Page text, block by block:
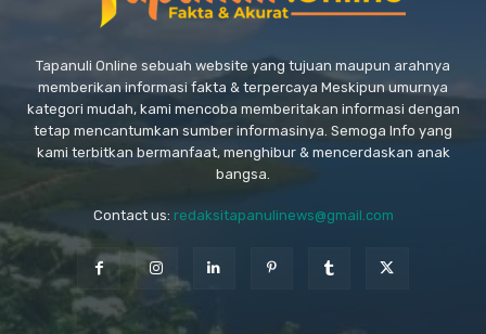
Tapanuli Online sebuah website yang tujuan maupun arahnya
memberikan informasi fakta & terpercaya Meskipun umurnya
kategori mudah, kami mencoba memberitakan informasi dengan
tetap mencantumkan sumber informasinya. Semoga Info yang
kami terbitkan bermanfaat, menghibur & mencerdaskan anak
bangsa.
Contact us: redaksitapanulinews@gmail.com